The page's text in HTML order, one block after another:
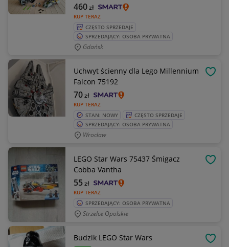
KUP TERAZ
460zł
CZĘSTO SPRZEDAJE
SPRZEDAJĄCY: OSOBA PRYWATNA
Gdańsk
Uchwyt ścienny dla Lego Millennium
Falcon 75192
KUP TERAZ
70zł
STAN: NOWY
CZĘSTO SPRZEDAJE
SPRZEDAJĄCY: OSOBA PRYWATNA
Wrocław
LEGO Star Wars 75437 Śmigacz
Cobba Vantha
KUP TERAZ
55zł
SPRZEDAJĄCY: OSOBA PRYWATNA
Strzelce Opolskie
Budzik LEGO Star Wars